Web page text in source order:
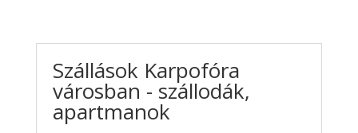
Szállások Karpofóra
városban - szállodák,
apartmanok